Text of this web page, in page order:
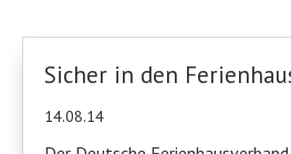
Sicher in den
14.08.14